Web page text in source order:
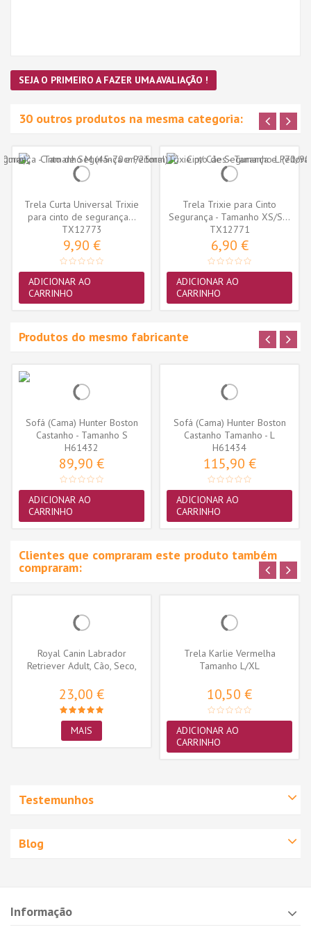
SEJA O PRIMEIRO A FAZER UMA AVALIAÇÃO !
30 outros produtos na mesma categoria:
Trela Curta Universal Trixie
para cinto de segurança...
TX12773
9,90 €
ADICIONAR AO
CARRINHO
Trela Trixie para Cinto
Segurança - Tamanho XS/S...
TX12771
6,90 €
ADICIONAR AO
CARRINHO
Produtos do mesmo fabricante
Sofá (Cama) Hunter Boston
Castanho - Tamanho S
H61432
89,90 €
ADICIONAR AO
CARRINHO
Sofá (Cama) Hunter Boston
Castanho Tamanho - L
H61434
115,90 €
ADICIONAR AO
CARRINHO
Clientes que compraram este produto também
compraram:
Royal Canin Labrador
Retriever Adult, Cão, Seco,
23,00 €
MAIS
Trela Karlie Vermelha
Tamanho L/XL
10,50 €
ADICIONAR AO
CARRINHO
Testemunhos
Blog
Informação